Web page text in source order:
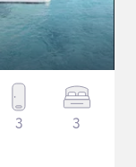
3 3